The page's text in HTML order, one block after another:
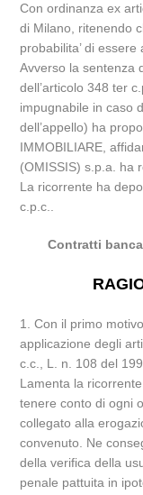
Con ordinanza ex
di Milano, ritenendo
probabilita’ di
Avverso la sentenza
dell’articolo 348 ter
impugnabile in caso
dell’appello) ha
IMMOBILIARE,
(OMISSIS) s.p.a. ha
La ricorrente ha
c.p.c..
Contratti
1. Con il primo
applicazione degli
c.c., L. n. 108 del
Lamenta la
tenere conto di ogni
collegato alla
convenuto. Ne
della verifica della
penale pattuita in